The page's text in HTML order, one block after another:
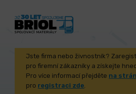
Jste firma nebo živnostník?
pro firemní zákazníky a získejte
Pro více informací přejděte na
pro registraci zde.